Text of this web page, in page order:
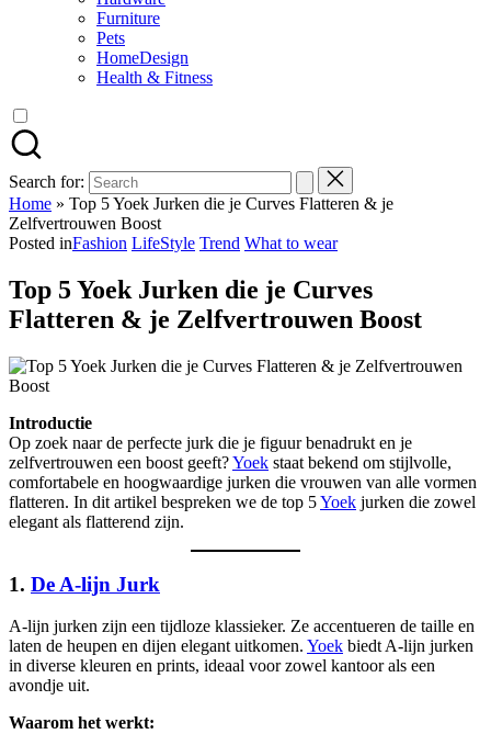
Furniture
Pets
HomeDesign
Health & Fitness
Search for:
Home » Top 5 Yoek Jurken die je Curves Flatteren & je
Zelfvertrouwen Boost
Posted inFashion LifeStyle Trend What to wear
Top 5 Yoek Jurken die je Curves
Flatteren & je Zelfvertrouwen Boost
Introductie
Op zoek naar de perfecte jurk die je figuur benadrukt en je
zelfvertrouwen een boost geeft?Yoek staat bekend om stijlvolle,
comfortabele en hoogwaardige jurken die vrouwen van alle vormen
flatteren. In dit artikel bespreken we de top 5Yoek jurken die zowel
elegant als flatterend zijn.
1. De A-lijn Jurk
A-lijn jurken zijn een tijdloze klassieker. Ze accentueren de taille en
laten de heupen en dijen elegant uitkomen. Yoek biedt A-lijn jurken
in diverse kleuren en prints, ideaal voor zowel kantoor als een
avondje uit.
Waarom het werkt: